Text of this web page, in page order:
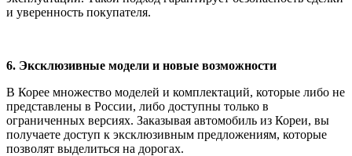
и уверенность покупателя.
6. Эксклюзивные модели и новые возможности
В Корее множество моделей и комплектаций, которые либо не
представлены в России, либо доступны только в
ограниченных версиях. Заказывая автомобиль из Кореи, вы
получаете доступ к эксклюзивным предложениям, которые
позволят выделиться на дорогах.